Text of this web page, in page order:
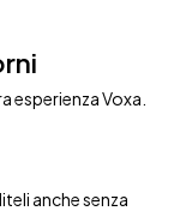
esperienza Voxa.
anche senza